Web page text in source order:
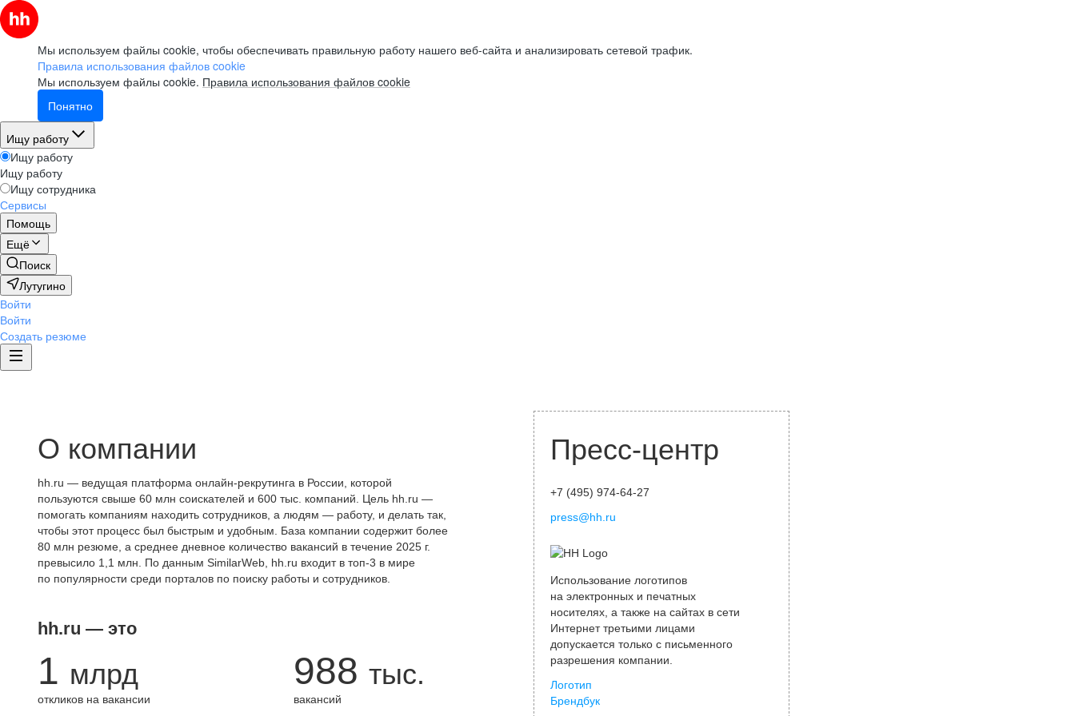
Мы используем файлы cookie, чтобы обеспечивать правильную работу нашего веб-сайта и анализировать сетевой трафик.
Правила использования файлов cookie
Мы используем файлы cookie. Правила использования файлов cookie
Понятно
Ищу работу
Ищу работу
Ищу работу
Ищу сотрудника
Сервисы
Помощь
Ещё
Поиск
Лутугино
Войти
Войти
Создать резюме
О компании
hh.ru — ведущая платформа онлайн-рекрутинга в России, которой
пользуются свыше 60 млн соискателей и 600 тыс. компаний. Цель hh.ru —
помогать компаниям находить сотрудников, а людям — работу, и делать так,
чтобы этот процесс был быстрым и удобным. База компании содержит более
80 млн резюме, а среднее дневное количество вакансий в течение 2025 г.
превысило 1,1 млн. По данным SimilarWeb, hh.ru входит в топ-3 в мире
по популярности среди порталов по поиску работы и сотрудников.
hh.ru — это
1 млрд
откликов на вакансии
988 тыс.
вакансий
Пресс-центр
+7 (495) 974-64-27
press@hh.ru
Использование логотипов
на электронных и печатных
носителях, а также на сайтах в сети
Интернет третьими лицами
допускается только с письменного
разрешения компании.
Логотип
Брендбук